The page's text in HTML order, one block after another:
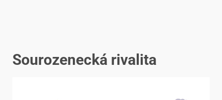
Sourozenecká rivalita